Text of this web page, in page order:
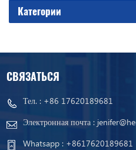
Категории
СВЯЗАТЬСЯ
Тел. : +86 17620189681
Электронная почта :
Whatsapp : +8617620189681